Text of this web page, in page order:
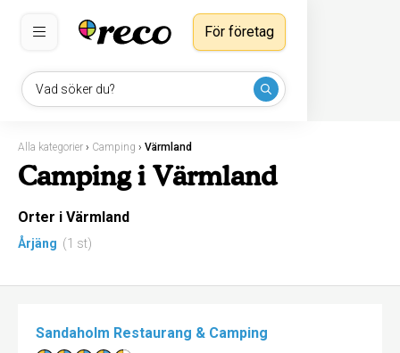
Vad söker du?
För företag
Alla kategorier › Camping › Värmland
Camping i Värmland
Orter i Värmland
Årjäng (1 st)
Sandaholm Restaurang & Camping